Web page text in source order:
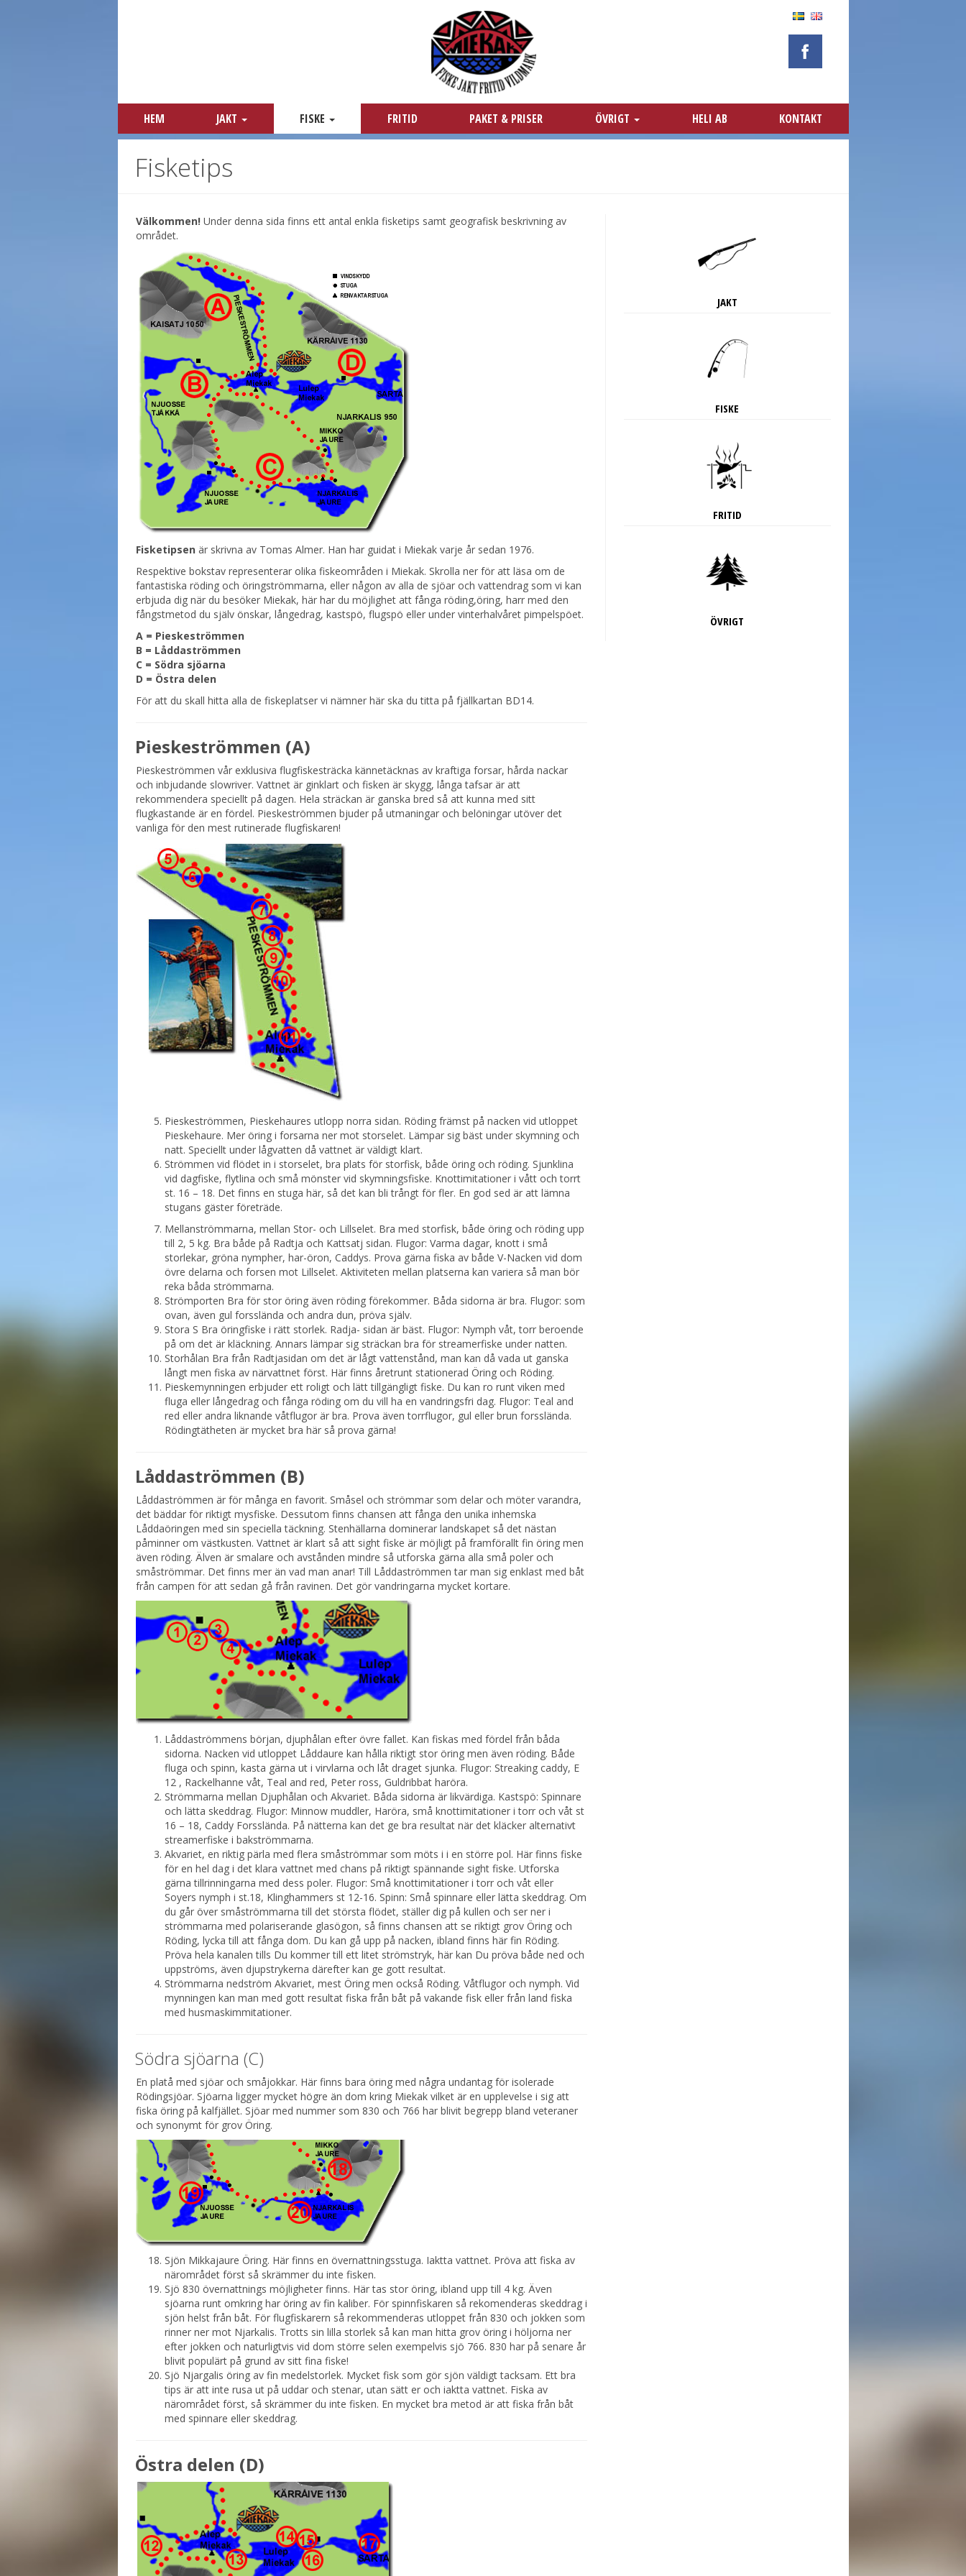
HEM JAKT FISKE FRITID PAKET & PRISER ÖVRIGT HELI AB KONTAKT
Fisketips
Välkommen! Under denna sida finns ett antal enkla fisketips samt geografisk beskrivning av
området.
Fisketipsen är skrivna av Tomas Almer. Han har guidat i Miekak varje år sedan 1976.
Respektive bokstav representerar olika fiskeområden i Miekak. Skrolla ner för att läsa om de
fantastiska röding och öringströmmarna, eller någon av alla de sjöar och vattendrag som vi kan
erbjuda dig när du besöker Miekak, här har du möjlighet att fånga röding,öring, harr med den
fångstmetod du själv önskar, långedrag, kastspö, flugspö eller under vinterhalvåret pimpelspöet.
A = Pieskeströmmen
B = Låddaströmmen
C = Södra sjöarna
D = Östra delen
För att du skall hitta alla de fiskeplatser vi nämner här ska du titta på fjällkartan BD14.
Pieskeströmmen (A)
Pieskeströmmen vår exklusiva flugfiskesträcka kännetäcknas av kraftiga forsar, hårda nackar
och inbjudande slowriver. Vattnet är ginklart och fisken är skygg, långa tafsar är att
rekommendera speciellt på dagen. Hela sträckan är ganska bred så att kunna med sitt
flugkastande är en fördel. Pieskeströmmen bjuder på utmaningar och belöningar utöver det
vanliga för den mest rutinerade flugfiskaren!
Pieskeströmmen, Pieskehaures utlopp norra sidan. Röding främst på nacken vid utloppet
Pieskehaure. Mer öring i forsarna ner mot storselet. Lämpar sig bäst under skymning och
natt. Speciellt under lågvatten då vattnet är väldigt klart.
Strömmen vid flödet in i storselet, bra plats för storfisk, både öring och röding. Sjunklina
vid dagfiske, flytlina och små mönster vid skymningsfiske. Knottimitationer i vått och torrt
st. 16 – 18. Det finns en stuga här, så det kan bli trångt för fler. En god sed är att lämna
stugans gäster företräde.
Mellanströmmarna, mellan Stor- och Lillselet. Bra med storfisk, både öring och röding upp
till 2, 5 kg. Bra både på Radtja och Kattsatj sidan. Flugor: Varma dagar, knott i små
storlekar, gröna nympher, har-öron, Caddys. Prova gärna fiska av både V-Nacken vid dom
övre delarna och forsen mot Lillselet. Aktiviteten mellan platserna kan variera så man bör
reka båda strömmarna.
Strömporten Bra för stor öring även röding förekommer. Båda sidorna är bra. Flugor: som
ovan, även gul forsslända och andra dun, pröva själv.
Stora S Bra öringfiske i rätt storlek. Radja- sidan är bäst. Flugor: Nymph våt, torr beroende
på om det är kläckning. Annars lämpar sig sträckan bra för streamerfiske under natten.
Storhålan Bra från Radtjasidan om det är lågt vattenstånd, man kan då vada ut ganska
långt men fiska av närvattnet först. Här finns åretrunt stationerad Öring och Röding.
Pieskemynningen erbjuder ett roligt och lätt tillgängligt fiske. Du kan ro runt viken med
fluga eller långedrag och fånga röding om du vill ha en vandringsfri dag. Flugor: Teal and
red eller andra liknande våtflugor är bra. Prova även torrflugor, gul eller brun forsslända.
Rödingtätheten är mycket bra här så prova gärna!
Låddaströmmen (B)
Låddaströmmen är för många en favorit. Småsel och strömmar som delar och möter varandra,
det bäddar för riktigt mysfiske. Dessutom finns chansen att fånga den unika inhemska
Låddaöringen med sin speciella täckning. Stenhällarna dominerar landskapet så det nästan
påminner om västkusten. Vattnet är klart så att sight fiske är möjligt på framförallt fin öring men
även röding. Älven är smalare och avstånden mindre så utforska gärna alla små poler och
småströmmar. Det finns mer än vad man anar! Till Låddaströmmen tar man sig enklast med båt
från campen för att sedan gå från ravinen. Det gör vandringarna mycket kortare.
Låddaströmmens början, djuphålan efter övre fallet. Kan fiskas med fördel från båda
sidorna. Nacken vid utloppet Låddaure kan hålla riktigt stor öring men även röding. Både
fluga och spinn, kasta gärna ut i virvlarna och låt draget sjunka. Flugor: Streaking caddy, E
12 , Rackelhanne våt, Teal and red, Peter ross, Guldribbat haröra.
Strömmarna mellan Djuphålan och Akvariet. Båda sidorna är likvärdiga. Kastspö: Spinnare
och lätta skeddrag. Flugor: Minnow muddler, Haröra, små knottimitationer i torr och våt st
16 – 18, Caddy Forsslända. På nätterna kan det ge bra resultat när det kläcker alternativt
streamerfiske i bakströmmarna.
Akvariet, en riktig pärla med flera småströmmar som möts i i en större pol. Här finns fiske
för en hel dag i det klara vattnet med chans på riktigt spännande sight fiske. Utforska
gärna tillrinningarna med dess poler. Flugor: Små knottimitationer i torr och våt eller
Soyers nymph i st.18, Klinghammers st 12-16. Spinn: Små spinnare eller lätta skeddrag. Om
du går över småströmmarna till det största flödet, ställer dig på kullen och ser ner i
strömmarna med polariserande glasögon, så finns chansen att se riktigt grov Öring och
Röding, lycka till att fånga dom. Du kan gå upp på nacken, ibland finns här fin Röding.
Pröva hela kanalen tills Du kommer till ett litet strömstryk, här kan Du pröva både ned och
uppströms, även djupstrykerna därefter kan ge gott resultat.
Strömmarna nedström Akvariet, mest Öring men också Röding. Våtflugor och nymph. Vid
mynningen kan man med gott resultat fiska från båt på vakande fisk eller från land fiska
med husmaskimmitationer.
Södra sjöarna (C)
En platå med sjöar och småjokkar. Här finns bara öring med några undantag för isolerade
Rödingsjöar. Sjöarna ligger mycket högre än dom kring Miekak vilket är en upplevelse i sig att
fiska öring på kalfjället. Sjöar med nummer som 830 och 766 har blivit begrepp bland veteraner
och synonymt för grov Öring.
Sjön Mikkajaure Öring. Här finns en övernattningsstuga. Iaktta vattnet. Pröva att fiska av
närområdet först så skrämmer du inte fisken.
Sjö 830 övernattnings möjligheter finns. Här tas stor öring, ibland upp till 4 kg. Även
sjöarna runt omkring har öring av fin kaliber. För spinnfiskaren så rekomenderas skeddrag i
sjön helst från båt. För flugfiskarern så rekommenderas utloppet från 830 och jokken som
rinner ner mot Njarkalis. Trotts sin lilla storlek så kan man hitta grov öring i höljorna ner
efter jokken och naturligtvis vid dom större selen exempelvis sjö 766. 830 har på senare år
blivit populärt på grund av sitt fina fiske!
Sjö Njargalis öring av fin medelstorlek. Mycket fisk som gör sjön väldigt tacksam. Ett bra
tips är att inte rusa ut på uddar och stenar, utan sätt er och iaktta vattnet. Fiska av
närområdet först, så skrämmer du inte fisken. En mycket bra metod är att fiska från båt
med spinnare eller skeddrag.
Östra delen (D)
JAKT
FISKE
FRITID
ÖVRIGT